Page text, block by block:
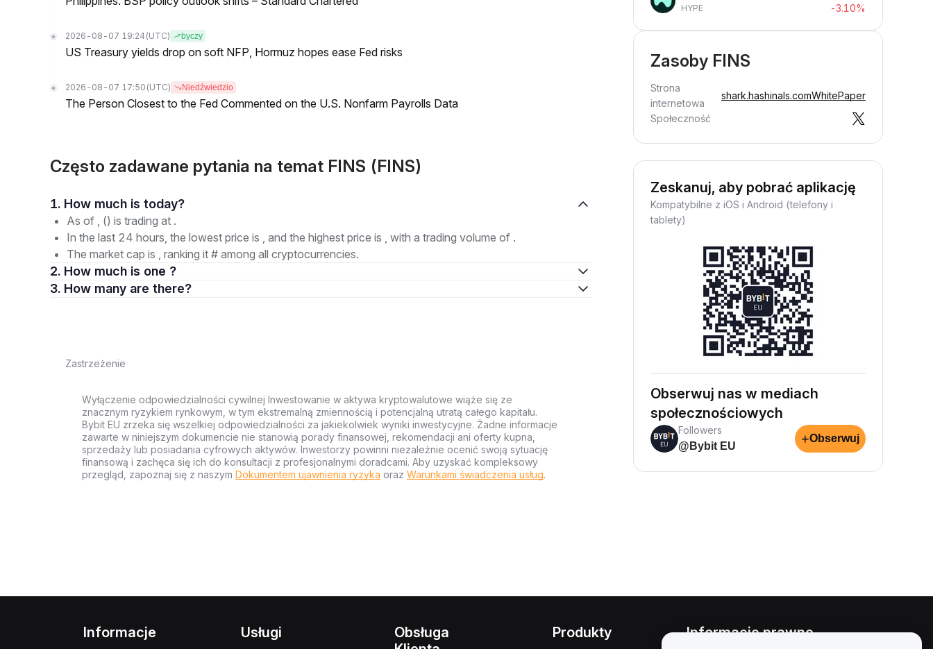
2026-08-07 19:24 (UTC) byczy
US Treasury yields drop on soft NFP, Hormuz hopes ease Fed risks
2026-08-07 17:50 (UTC) Niedźwiedzio
The Person Closest to the Fed Commented on the U.S. Nonfarm Payrolls Data
Często zadawane pytania na temat FINS (FINS)
1. How much is today?
As of , () is trading at .
In the last 24 hours, the lowest price is , and the highest price is , with a trading volume of .
The market cap is , ranking it # among all cryptocurrencies.
2. How much is one ?
3. How many are there?
Zastrzeżenie
Wyłączenie odpowiedzialności cywilnej Inwestowanie w aktywa kryptowalutowe wiąże się ze
znacznym ryzykiem rynkowym, w tym ekstremalną zmiennością i potencjalną utratą całego kapitału.
Bybit EU zrzeka się wszelkiej odpowiedzialności za jakiekolwiek wyniki inwestycyjne. Żadne informacje
zawarte w niniejszym dokumencie nie stanowią porady finansowej, rekomendacji ani oferty kupna,
sprzedaży lub posiadania cyfrowych aktywów. Inwestorzy powinni niezależnie ocenić swoją sytuację
finansową i zachęca się ich do konsultacji z profesjonalnymi doradcami. Aby uzyskać kompleksowy
przegląd, zapoznaj się z naszym Dokumentem ujawnienia ryzyka oraz Warunkami świadczenia usług.
HYPE
-3.10%
Zasoby FINS
Strona
internetowa
shark.hashinals.comWhitePaper
Społeczność
Zeskanuj, aby pobrać aplikację
Kompatybilne z iOS i Android (telefony i
tablety)
Obserwuj nas w mediach
społecznościowych
Followers
@Bybit EU
+Obserwuj
Informacje Usługi
Obsługa
Produkty Informacje prawne